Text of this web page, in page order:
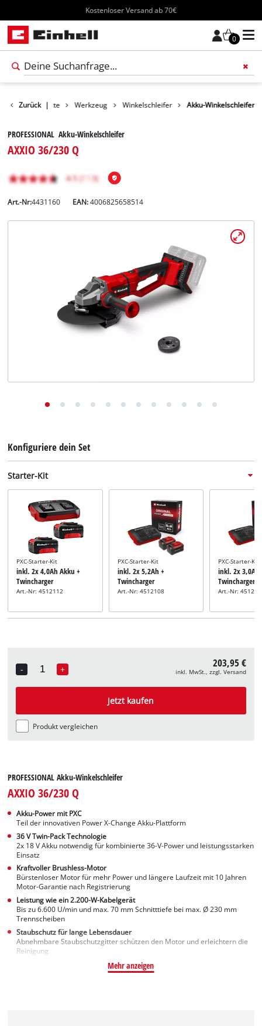
Kostenloser Versand ab 70€
0
Zurück |
Produkte Werkzeug Winkelschleifer Akku-Winkelschleifer
PROFESSIONAL Akku-Winkelschleifer
AXXIO 36/230 Q
Art.-Nr:4431160 EAN:4006825658514
Konfiguriere dein Set
Starter-Kit
PXC-Starter-Kit
inkl. 2x 4,0Ah Akku +
Twincharger
Art.-Nr: 4512112
PXC-Starter-Kit
inkl. 2x 5,2Ah +
Twincharger
Art.-Nr: 4512108
PXC-Starter-Kit
inkl. 2x 3,0Ah
Twincharger
Art.-Nr:
-
Quantity
+ 203,95 €
inkl. MwSt., zzgl. Versand
Jetzt kaufen
Produkt vergleichen
PROFESSIONAL Akku-Winkelschleifer
AXXIO 36/230 Q
Akku-Power mit PXC
Teil der innovativen Power X-Change Akku-Plattform
36 V Twin-Pack Technologie
2x 18 V Akku notwendig für kombinierte 36-V-Power und leistungsstarken
Einsatz
Kraftvoller Brushless-Motor
Bürstenloser Motor für mehr Power und längere Laufzeit mit 10 Jahren
Motor-Garantie nach Registrierung
Leistung wie ein 2.200-W-Kabelgerät
Bis zu 6.600 U/min und max. 70 mm Schnitttiefe bei max. Ø 230 mm
Trennscheiben
Staubschutz für lange Lebensdauer
Abnehmbare Staubschutzgitter schützen den Motor und erleichtern die
Reinigung
Mehr anzeigen